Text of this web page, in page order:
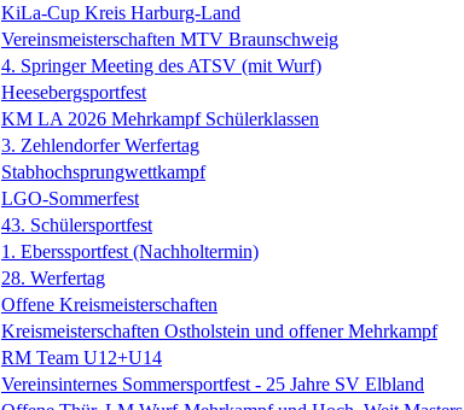
KiLa-Cup Kreis Harburg-Land
Vereinsmeisterschaften MTV Braunschweig
4. Springer Meeting des ATSV (mit Wurf)
Heesebergsportfest
KM LA 2026 Mehrkampf Schülerklassen
3. Zehlendorfer Werfertag
Stabhochsprungwettkampf
LGO-Sommerfest
43. Schülersportfest
1. Eberssportfest (Nachholtermin)
28. Werfertag
Offene Kreismeisterschaften
Kreismeisterschaften Ostholstein und offener Mehrkampf
RM Team U12+U14
Vereinsinternes Sommersportfest - 25 Jahre SV Elbland